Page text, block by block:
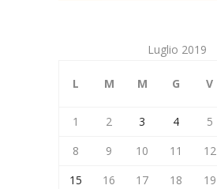
Luglio 2019
L M M G V
1 2 3 4 5
8
9 10 11 12
15
16 17 18 19